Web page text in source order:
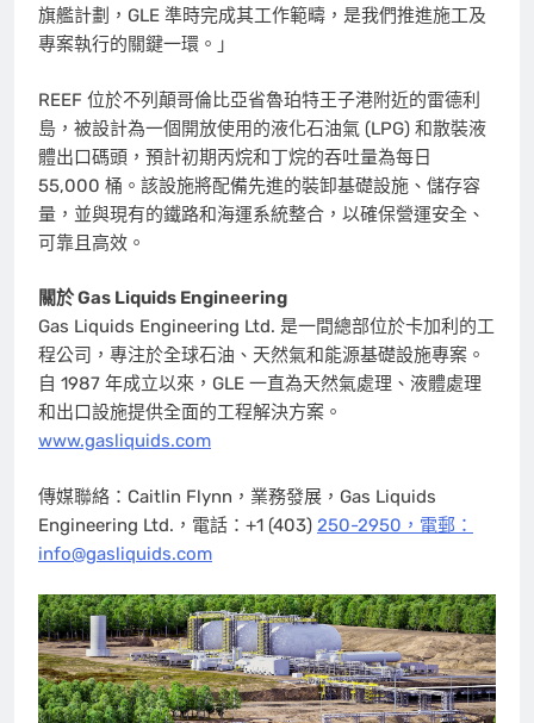
旗艦計劃，GLE 準時完成其工作範疇，是我們推進施工及
專案執行的關鍵一環。」
REEF 位於不列顛哥倫比亞省魯珀特王子港附近的雷德利
島，被設計為一個開放使用的液化石油氣 (LPG) 和散裝液
體出口碼頭，預計初期丙烷和丁烷的吞吐量為每日
55,000 桶。該設施將配備先進的裝卸基礎設施、儲存容
量，並與現有的鐵路和海運系統整合，以確保營運安全、
可靠且高效。
關於 Gas Liquids Engineering
Gas Liquids Engineering Ltd. 是一間總部位於卡加利的工
程公司，專注於全球石油、天然氣和能源基礎設施專案。
自 1987 年成立以來，GLE 一直為天然氣處理、液體處理
和出口設施提供全面的工程解決方案。
www.gasliquids.com
傳媒聯絡：Caitlin Flynn，業務發展，Gas Liquids
Engineering Ltd.，電話：+1 (403) 250-2950，電郵：
info@gasliquids.com